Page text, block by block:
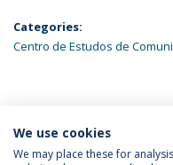
Categories:
Centro de Estudos de
ÚLTIMAS NOTÍCIAS
We use cookies
We may place these for